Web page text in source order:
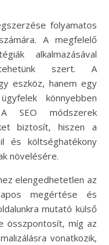
A megfelelő
alkalmazásával
szert. A
eszköz, hanem egy
könnyebben
SEO módszerek
biztosít, hiszen a
és költséghatékony
növelésére.
elengedhetetlen az
megértése és
mutató külső
összpontosít, míg az
vonatkozik,